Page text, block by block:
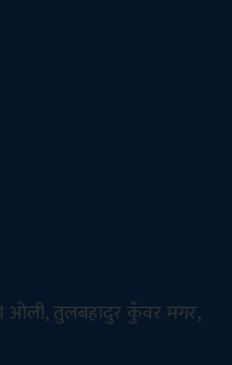
ओली, तुलबहादुर कुँवर मगर,